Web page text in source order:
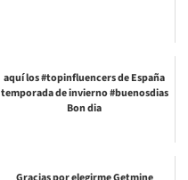
aquí los #topinfluencers de España
temporada de invierno #buenosdias
Bon dia